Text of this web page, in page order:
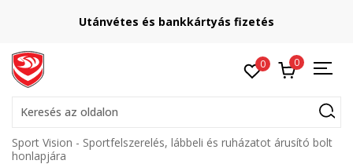
Utánvétes és bankkártyás fizetés
0 0
Keresés az oldalon
Sport Vision - Sportfelszerelés, lábbeli és ruházatot árusító bolt
honlapjára